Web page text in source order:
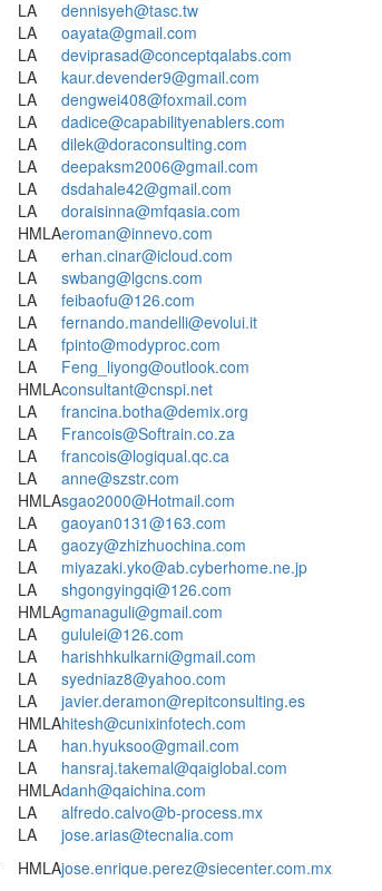
LA
dennisyeh@tasc.tw
LA
oayata@gmail.com
LA
deviprasad@conceptqalabs.com
LA
kaur.devender9@gmail.com
LA
dengwei408@foxmail.com
LA
dadice@capabilityenablers.com
LA
dilek@doraconsulting.com
LA
deepaksm2006@gmail.com
LA
dsdahale42@gmail.com
LA
doraisinna@mfqasia.com
HMLAeroman@innevo.com
LA
erhan.cinar@icloud.com
LA
swbang@lgcns.com
LA
feibaofu@126.com
LA
fernando.mandelli@evolui.it
LA
fpinto@modyproc.com
LA
Feng_liyong@outlook.com
HMLAconsultant@cnspi.net
LA
francina.botha@demix.org
LA
Francois@Softrain.co.za
LA
francois@logiqual.qc.ca
LA
anne@szstr.com
HMLAsgao2000@Hotmail.com
LA
gaoyan0131@163.com
LA
gaozy@zhizhuochina.com
LA
miyazaki.yko@ab.cyberhome.ne.jp
LA
shgongyingqi@126.com
HMLAgmanaguli@gmail.com
LA
gululei@126.com
LA
harishhkulkarni@gmail.com
LA
syedniaz8@yahoo.com
LA
javier.deramon@repitconsulting.es
HMLAhitesh@cunixinfotech.com
LA
han.hyuksoo@gmail.com
LA
hansraj.takemal@qaiglobal.com
HMLAdanh@qaichina.com
LA
alfredo.calvo@b-process.mx
LA
jose.arias@tecnalia.com
HMLAjose.enrique.perez@siecenter.com.mx